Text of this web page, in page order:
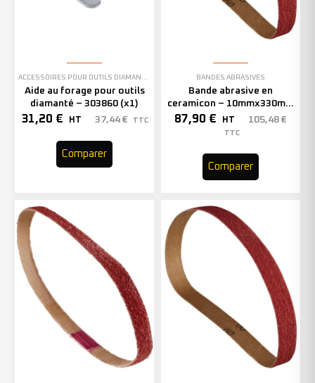
Aide au forage pour outils
diamanté – 303860 (x1)
31,20 € HT 37,44 € TTC
Comparer
BANDES ABRASIVES
Bande abrasive en
ceramicon – 10mmx330mm
– Grain 40 – 333001 (x50)
87,90 € HT 105,48 €
TTC
Comparer